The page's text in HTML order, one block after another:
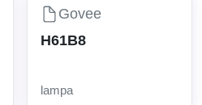
Govee
H61B8
lampa